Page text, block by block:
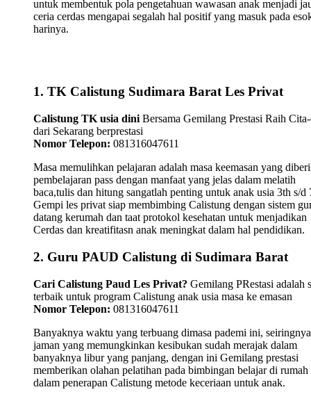
untuk membentuk pola pengetahuan wawasan anak menjadi
ceria cerdas mengapai segalah hal positif yang masuk pada
harinya.
1. TK Calistung Sudimara Barat Les Privat
Calistung TK usia dini Bersama Gemilang Prestasi Raih
dari Sekarang berprestasi
Nomor Telepon: 081316047611
Masa memulihkan pelajaran adalah masa keemasan yang
pembelajaran pass dengan manfaat yang jelas dalam melatih
baca,tulis dan hitung sangatlah penting untuk anak usia 3th s/d
Gempi les privat siap membimbing Calistung dengan sistem
datang kerumah dan taat protokol kesehatan untuk menjadikan
Cerdas dan kreatifitasn anak meningkat dalam hal pendidikan.
2. Guru PAUD Calistung di Sudimara Barat
Cari Calistung Paud Les Privat? Gemilang PRestasi adalah
terbaik untuk program Calistung anak usia masa ke emasan
Nomor Telepon: 081316047611
Banyaknya waktu yang terbuang dimasa pademi ini, seiringnya
jaman yang memungkinkan kesibukan sudah merajak dalam
banyaknya libur yang panjang, dengan ini Gemilang prestasi
memberikan olahan pelatihan pada bimbingan belajar di rumah
dalam penerapan Calistung metode keceriaan untuk anak.